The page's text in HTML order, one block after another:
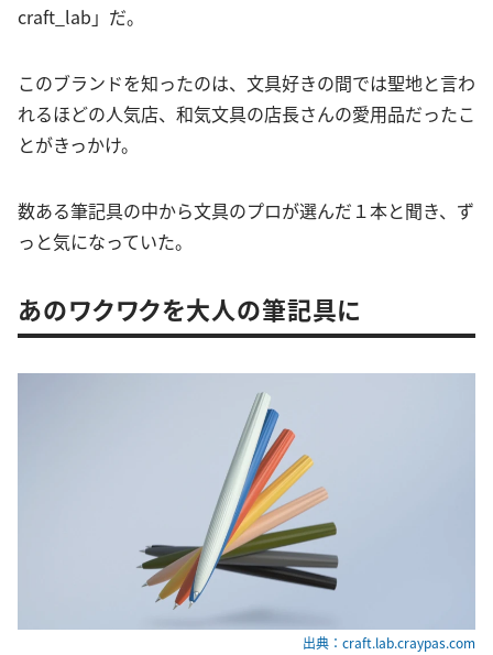
craft_lab」だ。
このブランドを知ったのは、文具好きの間では聖地と言わ
れるほどの人気店、和気文具の店長さんの愛用品だったこ
とがきっかけ。
数ある筆記具の中から文具のプロが選んだ１本と聞き、ず
っと気になっていた。
あのワクワクを大人の筆記具に
出典：craft.lab.craypas.com